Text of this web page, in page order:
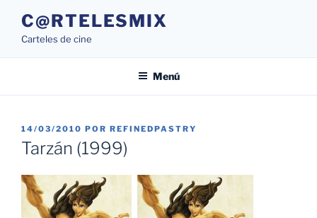
contenido
C@RTELESMIX
Carteles de cine
Menú
PUBLICADO
EL
14/03/2010 POR REFINEDPASTRY
Tarzán (1999)